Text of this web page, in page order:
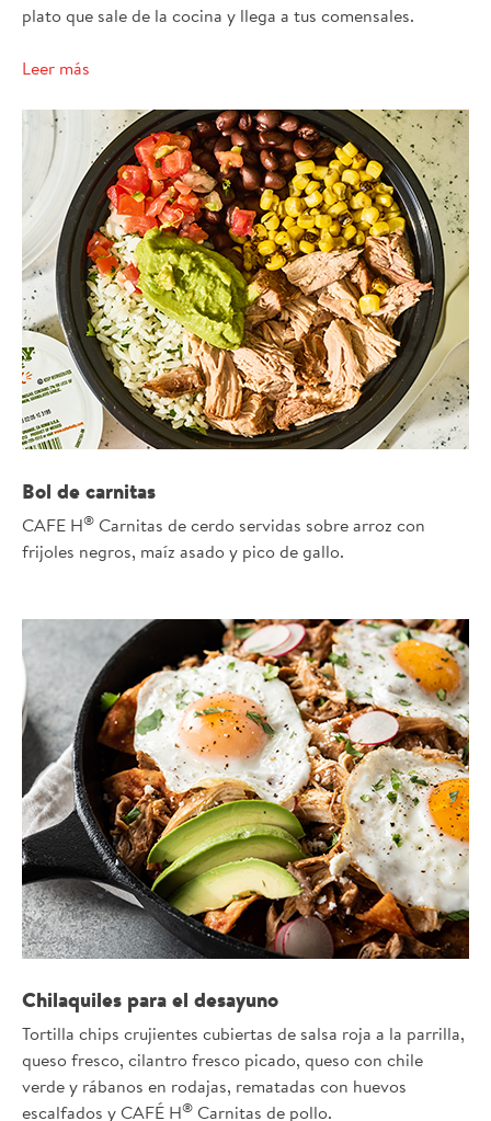
plato que sale de la cocina y llega a tus comensales.
Leer más
Bol de carnitas
CAFE H® Carnitas de cerdo servidas sobre arroz con
frijoles negros, maíz asado y pico de gallo.
Chilaquiles para el desayuno
Tortilla chips crujientes cubiertas de salsa roja a la parrilla,
queso fresco, cilantro fresco picado, queso con chile
verde y rábanos en rodajas, rematadas con huevos
escalfados y CAFÉ H® Carnitas de pollo.